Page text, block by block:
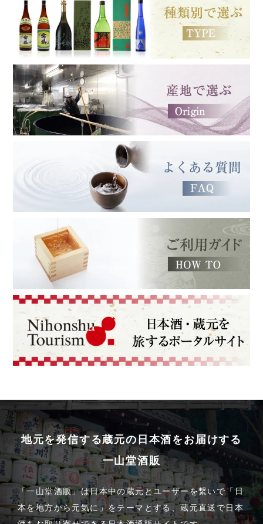
地元を発信する蔵元の日本酒をお届けする
一山堂酒販
「一山堂酒販」は日本中の蔵元とユーザーを繋いで「日
本を地方から元気に」をテーマとする、蔵元直送で日本